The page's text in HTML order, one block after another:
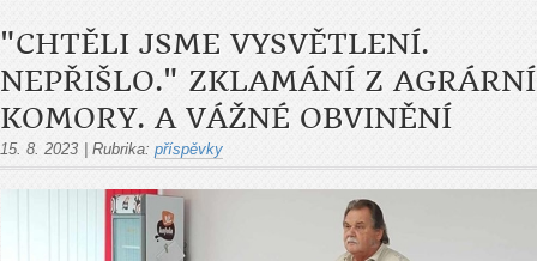
"CHTĚLI JSME VYSVĚTLENÍ.
NEPŘIŠLO." ZKLAMÁNÍ Z AGRÁRNÍ
KOMORY. A VÁŽNÉ OBVINĚNÍ
15. 8. 2023 Rubrika: příspěvky